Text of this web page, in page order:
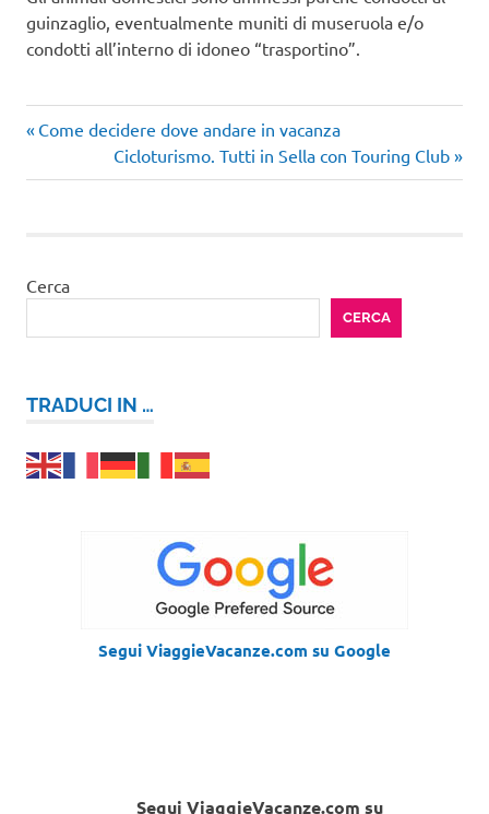
guinzaglio, eventualmente muniti di museruola e/o
condotti all’interno di idoneo “trasportino”.
Navigazione
articoli
Articolo
precedente:
Come decidere dove andare in vacanza
Articolo
successivo:
Cicloturismo. Tutti in Sella con Touring Club
Cerca
CERCA
TRADUCI IN …
Segui ViaggieVacanze.com su Google
Segui ViaggieVacanze.com su